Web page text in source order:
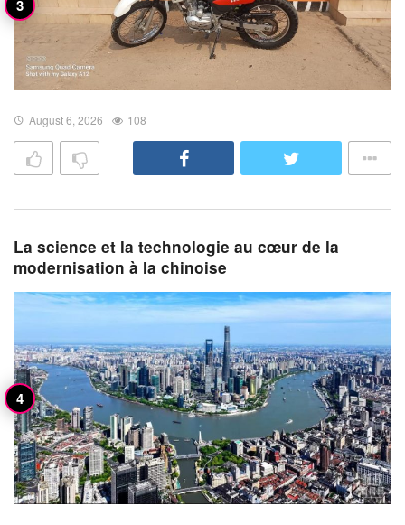
August 6, 2026 108
La science et la technologie au cœur de la
modernisation à la chinoise